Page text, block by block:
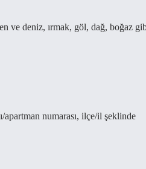
ve deniz, ırmak, göl, dağ, boğaz
numarası, ilçe/il şeklinde